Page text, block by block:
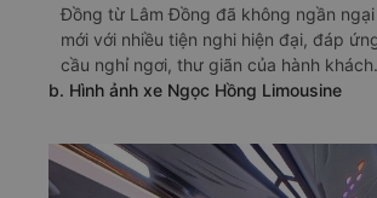
Đồng từ Lâm Đồng đã không ngần
mới với nhiều tiện nghi hiện đại, đáp
cầu nghỉ ngơi, thư giãn của hành khách.
b. Hình ảnh xe Ngọc Hồng Limousine